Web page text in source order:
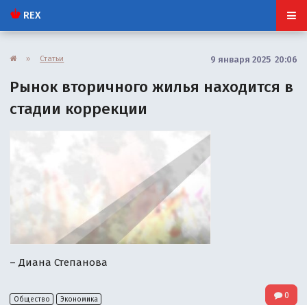
REX
» Статьи 9 января 2025 20:06
Рынок вторичного жилья находится в
стадии коррекции
– Диана Степанова
Общество Экономика 0